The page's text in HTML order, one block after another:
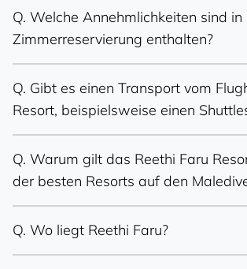
Q. Welche Annehmlichkeiten sind in
Zimmerreservierung enthalten?
Q. Gibt es einen Transport vom
Resort, beispielsweise einen
Q. Warum gilt das Reethi Faru
der besten Resorts auf den
Q. Wo liegt Reethi Faru?